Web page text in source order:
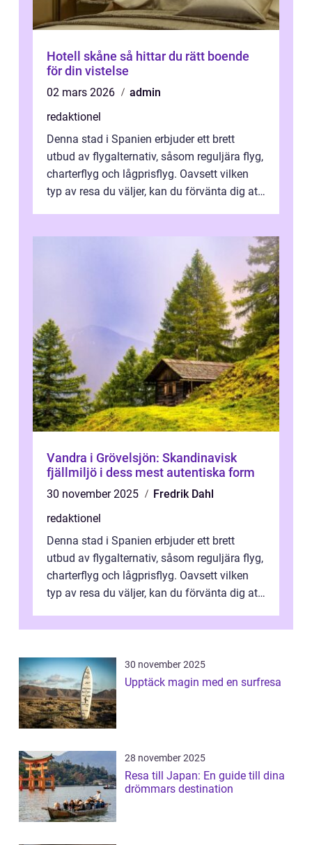
Hotell skåne så hittar du rätt boende
för din vistelse
02 mars 2026
admin
redaktionel
Denna stad i Spanien erbjuder ett brett
utbud av flygalternativ, såsom reguljära flyg,
charterflyg och lågprisflyg. Oavsett vilken
typ av resa du väljer, kan du förvänta dig att
Vandra i Grövelsjön: Skandinavisk
fjällmiljö i dess mest autentiska form
30 november 2025
Fredrik Dahl
redaktionel
Denna stad i Spanien erbjuder ett brett
utbud av flygalternativ, såsom reguljära flyg,
charterflyg och lågprisflyg. Oavsett vilken
typ av resa du väljer, kan du förvänta dig att
30 november 2025
Upptäck magin med en surfresa
28 november 2025
Resa till Japan: En guide till dina
drömmars destination